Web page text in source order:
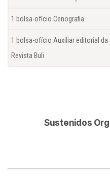
1 bolsa-ofício Cenografia
1 bolsa-ofício Auxiliar editorial da
Revista Buli
Sustenidos